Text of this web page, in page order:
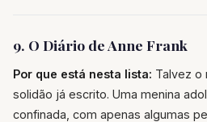
9. O Diário de Anne Frank
Por que está nesta lista: Talvez o
solidão já escrito. Uma menina
confinada, com apenas algumas